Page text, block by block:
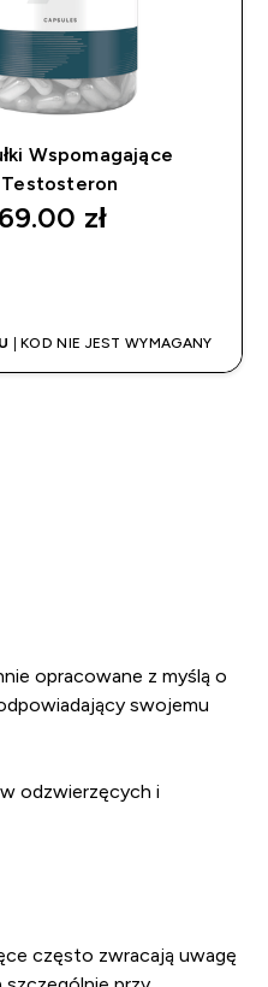
Wspomagające
Testosteron
69.00 zł‎
| KOD NIE JEST WYMAGANY
opracowane z myślą o
swojemu
odzwierzęcych i
często zwracają uwagę